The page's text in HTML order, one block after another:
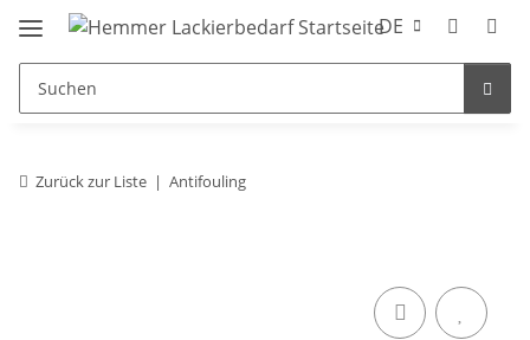
DE
Zurück zur Liste Antifouling